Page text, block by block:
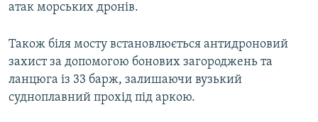
атак морських дронів.
Також біля мосту встановлюється антидроновий
захист за допомогою бонових загороджень та
ланцюга із 33 барж, залишаючи вузький
судноплавний прохід під аркою.